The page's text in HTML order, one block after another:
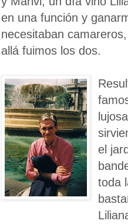
en una función y
necesitaban
allá fuimos los dos.
el
toda